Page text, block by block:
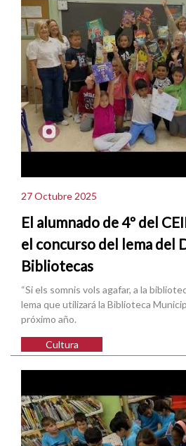
27 Octubre 2025
El alumnado de 4º del
el concurso del lema del
Bibliotecas
“Si els somnis vols agafar, a la
lema que utilizará la Biblioteca
próximo año.
Cultura